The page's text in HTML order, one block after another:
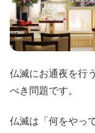
仏滅にお通夜を行
べき問題です。
仏滅は「何をやっ